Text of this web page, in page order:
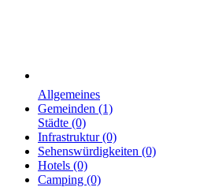
Allgemeines
Gemeinden (1)
Städte (0)
Infrastruktur (0)
Sehenswürdigkeiten (0)
Hotels (0)
Camping (0)